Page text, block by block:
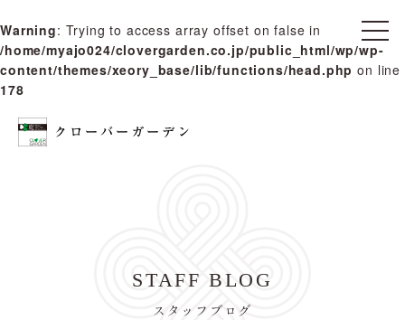
Warning: Trying to access array offset on false in
/home/myajo024/clovergarden.co.jp/public_html/wp/wp-
content/themes/xeory_base/lib/functions/head.php on line
178
t
o
g
g
STAFF BLOG
スタッフブログ